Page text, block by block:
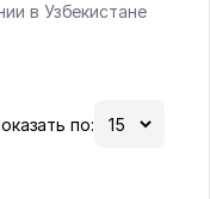
в Узбекистане
по: